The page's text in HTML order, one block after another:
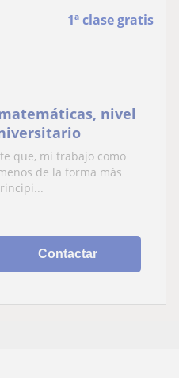
1ª clase gratis
nivel
que, mi trabajo como
de la forma más
Contactar